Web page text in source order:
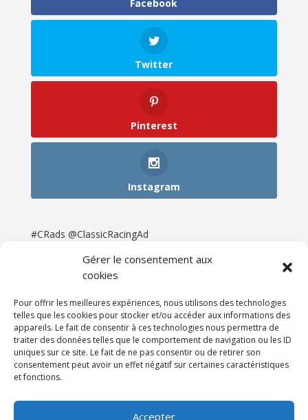
Gérer le consentement aux
cookies
Pour offrir les meilleures expériences, nous utilisons des technologies
telles que les cookies pour stocker et/ou accéder aux informations des
appareils. Le fait de consentir à ces technologies nous permettra de
traiter des données telles que le comportement de navigation ou les ID
uniques sur ce site. Le fait de ne pas consentir ou de retirer son
consentement peut avoir un effet négatif sur certaines caractéristiques
et fonctions.
Accepter
Facebook
Twitter
Pinterest
Instagram
#CRads @ClassicRacingAd
Newsletter & Presse
Partenaires
Tarifs